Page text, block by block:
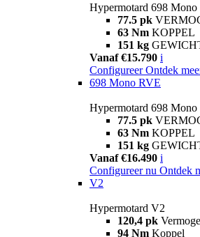
Hypermotard 698 Mono
77.5 pk
63 Nm KOPPEL
151 kg
Vanaf €15.790 i
Configureer Ontdek
698 Mono RVE
Hypermotard 698 Mono
77.5 pk
63 Nm KOPPEL
151 kg
Vanaf €16.490 i
Configureer nu Ontdek
V2
Hypermotard V2
120,4 pk
94 Nm Koppel